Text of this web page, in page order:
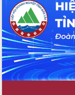
Hội thảo khoa học “Giải
phát triển nền kinh tế
Đắk Lắk”
Tăng cường giám sát, đôn
hiện nhiệm vụ quản lý tài
hàng tuần
Tháo gỡ những vướng